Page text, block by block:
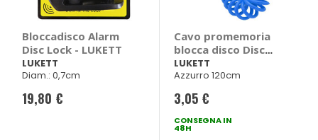
Bloccadisco Alarm
Disc Lock - LUKETT
LUKETT
Diam.: 0,7cm
19,80 €
Cavo promemoria
blocca disco Disc
Lock Reminder -
LUKETT
LUKETT
Azzurro 120cm
3,05 €
CONSEGNA IN
48H